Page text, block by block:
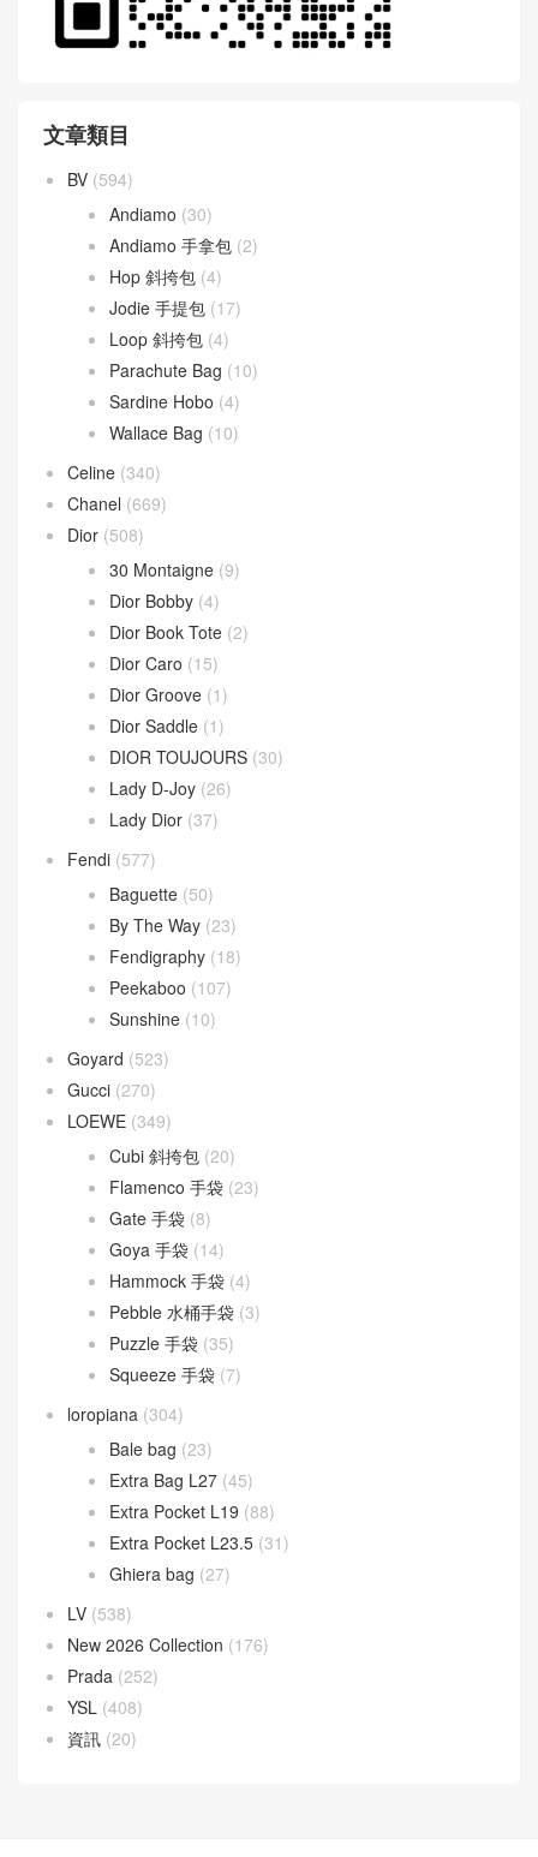
文章類目
BV (594)
Andiamo (30)
Andiamo 手拿包 (2)
Hop 斜挎包 (4)
Jodie 手提包 (17)
Loop 斜挎包 (4)
Parachute Bag (10)
Sardine Hobo (4)
Wallace Bag (10)
Celine (340)
Chanel (669)
Dior (508)
30 Montaigne (9)
Dior Bobby (4)
Dior Book Tote (2)
Dior Caro (15)
Dior Groove (1)
Dior Saddle (1)
DIOR TOUJOURS (30)
Lady D-Joy (26)
Lady Dior (37)
Fendi (577)
Baguette (50)
By The Way (23)
Fendigraphy (18)
Peekaboo (107)
Sunshine (10)
Goyard (523)
Gucci (270)
LOEWE (349)
Cubi 斜挎包 (20)
Flamenco 手袋 (23)
Gate 手袋 (8)
Goya 手袋 (14)
Hammock 手袋 (4)
Pebble 水桶手袋 (3)
Puzzle 手袋 (35)
Squeeze 手袋 (7)
loropiana (304)
Bale bag (23)
Extra Bag L27 (45)
Extra Pocket L19 (88)
Extra Pocket L23.5 (31)
Ghiera bag (27)
LV (538)
New 2026 Collection (176)
Prada (252)
YSL (408)
資訊 (20)